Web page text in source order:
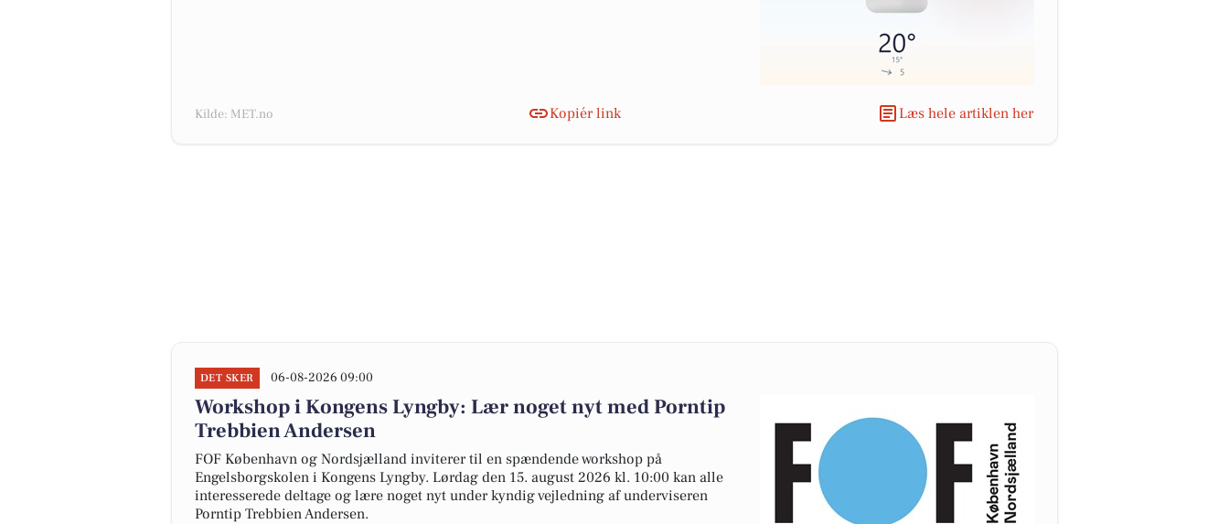
Kilde: MET.no Kopiér link Læs hele artiklen her
DET SKER 06-08-2026 09:00
Workshop i Kongens Lyngby: Lær noget nyt med Porntip
Trebbien Andersen
FOF København og Nordsjælland inviterer til en spændende workshop på
Engelsborgskolen i Kongens Lyngby. Lørdag den 15. august 2026 kl. 10:00 kan alle
interesserede deltage og lære noget nyt under kyndig vejledning af underviseren
Porntip Trebbien Andersen.